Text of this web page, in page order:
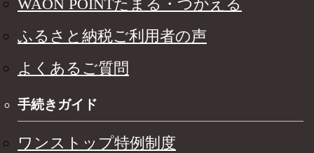
WAON POINTたまる・つかえる
ふるさと納税ご利用者の声
よくあるご質問
手続きガイド
ワンストップ特例制度